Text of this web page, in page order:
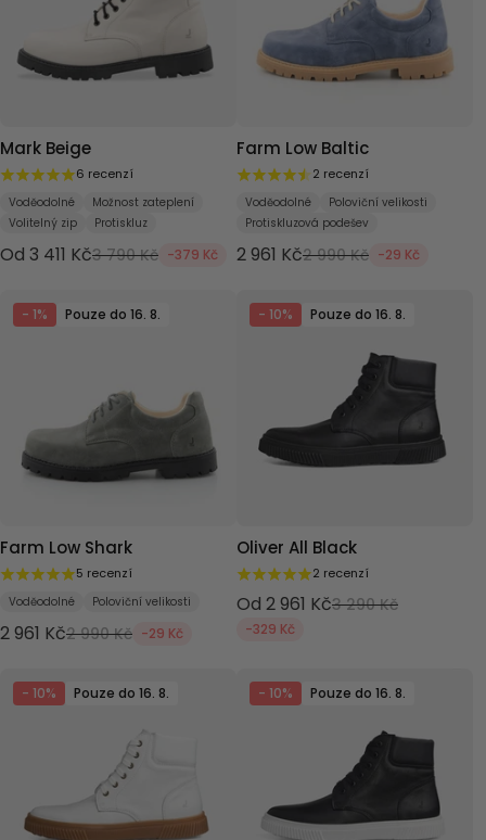
Mark Beige
6 recenzí
Voděodolné
Možnost zateplení
Volitelný zip
Protiskluz
Od 3 411 Kč3 790 Kč -379 Kč
Farm Low Baltic
2 recenzí
Voděodolné
Poloviční velikosti
Protiskluzová podešev
2 961 Kč2 990 Kč -29 Kč
- 1% Pouze do 16. 8.
Farm Low Shark
5 recenzí
Voděodolné Poloviční velikosti
2 961 Kč2 990 Kč -29 Kč
- 10% Pouze do 16. 8.
Oliver All Black
2 recenzí
Od 2 961 Kč3 290 Kč
-329 Kč
- 10% Pouze do 16. 8. - 10% Pouze do 16. 8.